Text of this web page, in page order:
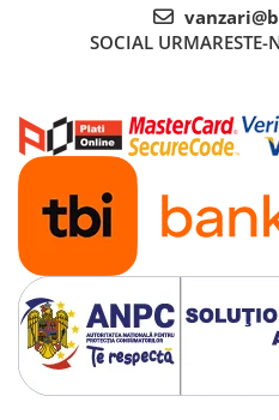
SOCIAL